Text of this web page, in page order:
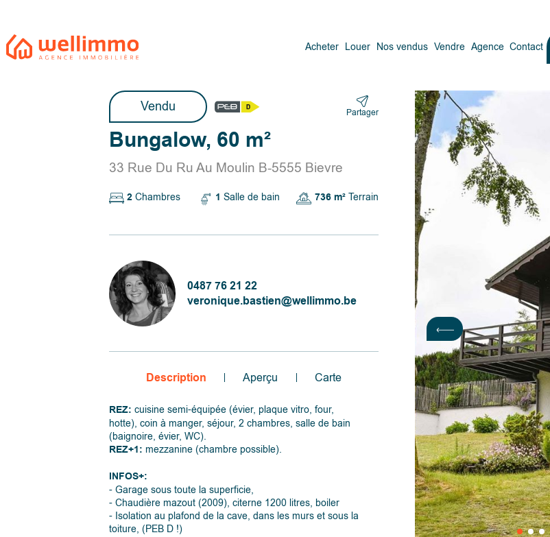
Acheter Louer Nos vendus Vendre Agence Contact
Vendu Partager
Bungalow, 60 m²
33 Rue Du Ru Au Moulin B-5555 Bievre
2 Chambres 1 Salle de bain 736 m²Terrain
0487 76 21 22
veronique.bastien@wellimmo.be
Description Aperçu Carte
REZ: cuisine semi-équipée (évier, plaque vitro, four,
hotte), coin à manger, séjour, 2 chambres, salle de bain
(baignoire, évier, WC).
REZ+1: mezzanine (chambre possible).
INFOS+:
- Garage sous toute la superficie,
- Chaudière mazout (2009), citerne 1200 litres, boiler
- Isolation au plafond de la cave, dans les murs et sous la
toiture, (PEB D !)